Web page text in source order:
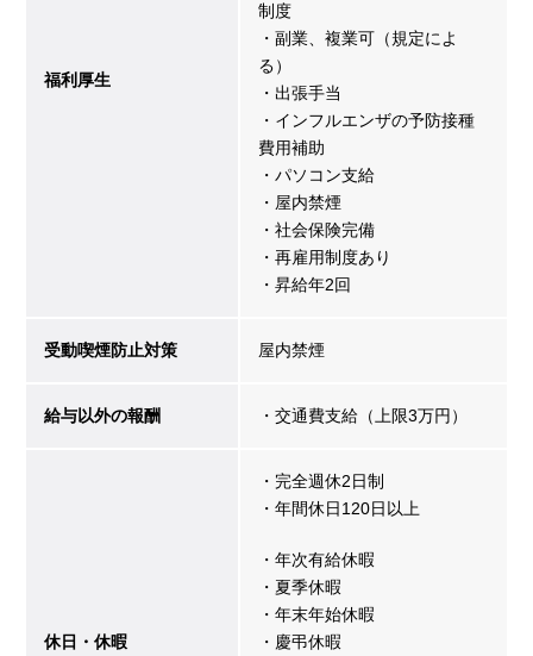
福利厚生
制度
・副業、複業可（規定によ
る）
・出張手当
・インフルエンザの予防接種
費用補助
・パソコン支給
・屋内禁煙
・社会保険完備
・再雇用制度あり
・昇給年2回
受動喫煙防止対策 屋内禁煙
給与以外の報酬 ・交通費支給（上限3万円）
休日・休暇
・完全週休2日制
・年間休日120日以上
・年次有給休暇
・夏季休暇
・年末年始休暇
・慶弔休暇